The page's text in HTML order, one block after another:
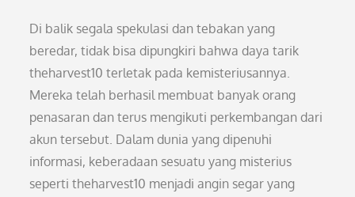
Di balik segala spekulasi dan tebakan yang
beredar, tidak bisa dipungkiri bahwa daya tarik
theharvest10 terletak pada kemisteriusannya.
Mereka telah berhasil membuat banyak orang
penasaran dan terus mengikuti perkembangan dari
akun tersebut. Dalam dunia yang dipenuhi
informasi, keberadaan sesuatu yang misterius
seperti theharvest10 menjadi angin segar yang